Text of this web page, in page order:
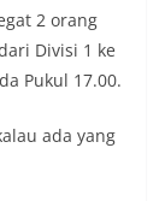
2 orang
Divisi 1 ke
Pukul 17.00.
ada yang